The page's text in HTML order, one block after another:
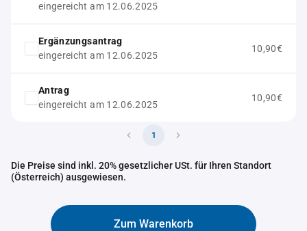
eingereicht am 12.06.2025
Ergänzungsantrag
eingereicht am 12.06.2025
10,90€
Antrag
eingereicht am 12.06.2025
10,90€
1
Die Preise sind inkl. 20% gesetzlicher USt. für Ihren Standort
(Österreich) ausgewiesen.
Zum Warenkorb